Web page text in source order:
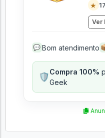
★
Ver
💬 Bom atendimento
🛡️Compra 100%
Geek